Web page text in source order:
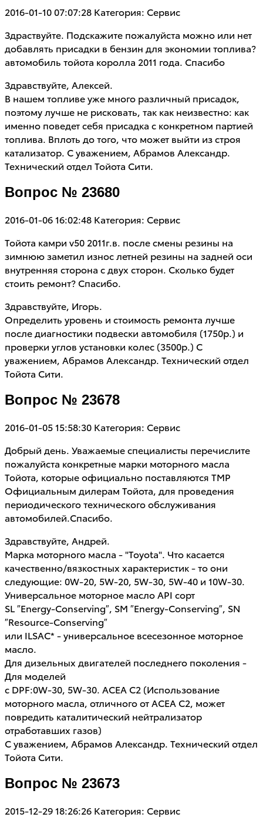
2016-01-10 07:07:28 Категория: Сервис
Здраствуйте. Подскажите пожалуйста можно или нет
добавлять присадки в бензин для экономии топлива?
автомобиль тойота королла 2011 года. Спасибо
Здравствуйте, Алексей.
В нашем топливе уже много различный присадок,
поэтому лучше не рисковать, так как неизвестно: как
именно поведет себя присадка с конкретном партией
топлива. Вплоть до того, что может выйти из строя
катализатор. С уважением, Абрамов Александр.
Технический отдел Тойота Сити.
Вопрос № 23680
2016-01-06 16:02:48 Категория: Сервис
Тойота камри v50 2011г.в. после смены резины на
зимнюю заметил износ летней резины на задней оси
внутренняя сторона с двух сторон. Сколько будет
стоить ремонт? Спасибо.
Здравствуйте, Игорь.
Определить уровень и стоимость ремонта лучше
после диагностики подвески автомобиля (1750р.) и
проверки углов установки колес (3500р.) С
уважением, Абрамов Александр. Технический отдел
Тойота Сити.
Вопрос № 23678
2016-01-05 15:58:30 Категория: Сервис
Добрый день. Уважаемые специалисты перечислите
пожалуйста конкретные марки моторного масла
Тойота, которые официально поставляются ТМР
Официальным дилерам Тойота, для проведения
периодического технического обслуживания
автомобилей.Спасибо.
Здравствуйте, Андрей.
Марка моторного масла - "Toyota". Что касается
качественно/вязкостных характеристик - то они
следующие: 0W-20, 5W-20, 5W-30, 5W-40 и 10W-30.
Универсальное моторное масло API сорт
SL ″Energy-Conserving″, SM ″Energy-Conserving″, SN
″Resource-Conserving″
или ILSAC* - универсальное всесезонное моторное
масло.
Для дизельных двигателей последнего поколения -
Для моделей
с DPF:0W-30, 5W-30. ACEA C2 (Использование
моторного масла, отличного от ACEA C2, может
повредить каталитический нейтрализатор
отработавших газов)
С уважением, Абрамов Александр. Технический отдел
Тойота Сити.
Вопрос № 23673
2015-12-29 18:26:26 Категория: Сервис